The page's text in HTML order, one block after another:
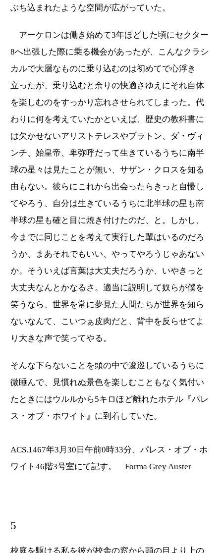
ぶち込まれたような空間が広がっていた。
アーケロンは働き始めて3年ほどした頃にセクター
8へ出張した際に乗る機会があったが、こんなクラシ
カルで大層なものに乗り込むのは初めてで心浮き
立ったが、乗り込むと余りの快適さゆえにそれ自体
を楽しむのをすっかり忘れさせられてしまった。代
わりに何を考えていたかといえば、歴史の教科書に
は欠かせないアリストテレスやプラトン、ダ・ヴィ
ンチ、始皇帝、卑弥呼だって生きているうちに南半
球の星々は見たことが無い、サザン・クロスを知る
由もない。彼らにこれから出会ったらきっと自慢し
てやろう、自分は生きているうちに北半球の星も南
半球の星も確と目に焼き付けたのだ、と。しかし、
今までに同じことを考えて実行した輩はいるのだろ
うか、まあそれでもいい、やってやろうじゃあない
か。そういえば言葉は大丈夫だろうか、いやきっと
大丈夫なんとかなるさ。適当に説明して奴らが僕を
笑うなら、世界を常に夢見た人間たちが世界を知ら
ないなんて、こいつぁ皮肉だと、背中を反らせてよ
り大きな声で笑ってやる。
そんな下らないことを頭の中で逡巡しているうちに
微睡んで、見慣れぬ景色を楽しむこともなく気付い
たときにはウルルから5キロほど離れたホテル『パレ
ス・オブ・ホワイト』に到着していた。
ACS.1467年3月30日午前0時33分、パレス・オブ・ホ
ワイト46階3号室にて記す。 Forma Grey Auster
5
校庭を駆ける私を彼が校舎の窓から頭の目より上の